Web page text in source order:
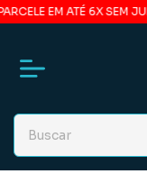
EM ATÉ 6X SEM JUROS*